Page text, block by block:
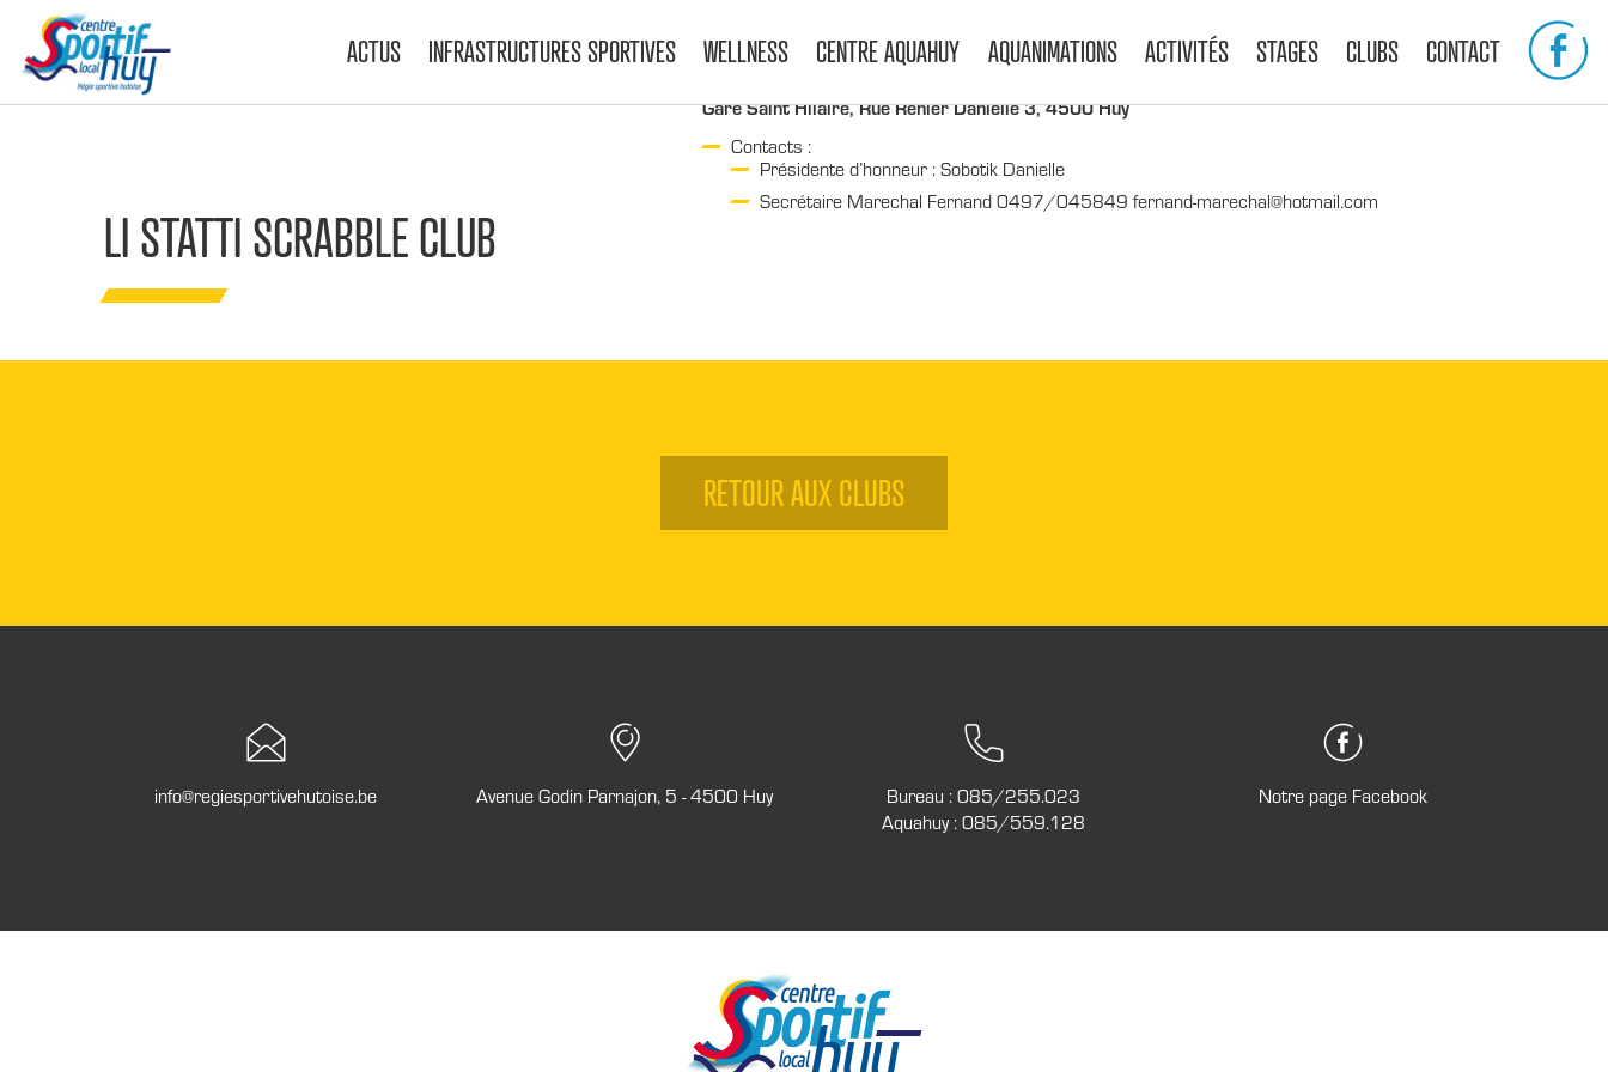
ACTUS INFRASTRUCTURES SPORTIVES WELLNESS CENTRE AQUAHUY AQUANIMATIONS ACTIVITÉS STAGES CLUBS CONTACT
LI STATTI SCRABBLE CLUB
Gare Saint Hilaire, Rue Renier Danielle 3, 4500 Huy
Contacts :
Présidente d’honneur : Sobotik Danielle
Secrétaire Marechal Fernand 0497/045849 fernand-marechal@hotmail.com
RETOUR AUX CLUBS
info@regiesportivehutoise.be Avenue Godin Parnajon, 5 - 4500 Huy Bureau : 085/255.023
Aquahuy : 085/559.128
Notre page Facebook